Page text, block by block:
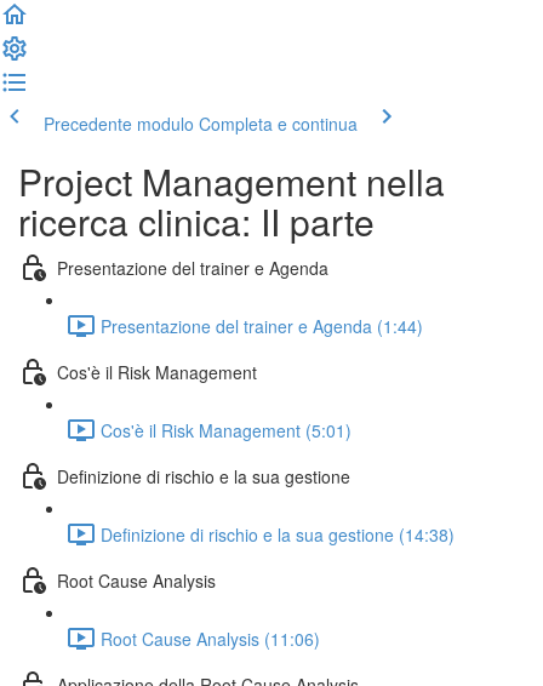
Precedente modulo Completa e continua
Project Management nella
ricerca clinica: II parte
Presentazione del trainer e Agenda
Presentazione del trainer e Agenda (1:44)
Cos'è il Risk Management
Cos'è il Risk Management (5:01)
Definizione di rischio e la sua gestione
Definizione di rischio e la sua gestione (14:38)
Root Cause Analysis
Root Cause Analysis (11:06)